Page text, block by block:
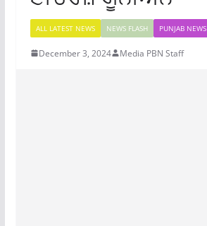
ALL LATEST NEWS NEWS FLASH PUNJAB NEWS
December 3, 2024 Media PBN Staff